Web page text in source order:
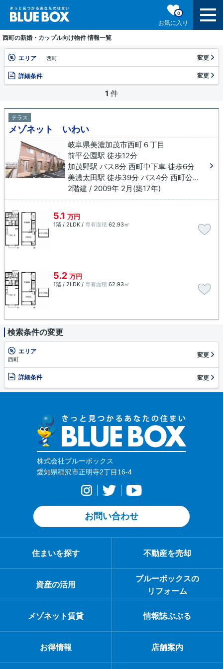
お気に入り
0
西町の新婚・カップル向け物件 情報一覧
エリア 西町 変更
詳細条件 変更
1 件
テラス
メゾネット いわい
岐阜県美濃加茂市西町６丁目
前平公園駅 徒歩12分
加茂野駅 バス8分 西町中下車 徒歩6分
美濃太田駅 徒歩39分 バス4分 西町公民館南下車 徒歩10分
2階建 / 2009年 2月(築17年)
5.1 万円
1階 / 2LDK / 専有面積 62.93㎡
5.2 万円
1階 / 2LDK / 専有面積 62.93㎡
検索条件の変更
エリア
西町
変更
詳細条件 変更
株式会社ブルーボックス
愛知県稲沢市正明寺2丁目16-4
お問い合わせ
住まいを探す 不動産を売却
資産の活用
ブルーボックスの
リフォーム
メゾネット賃貸 情報誌ぶぶる
お得情報 店舗案内